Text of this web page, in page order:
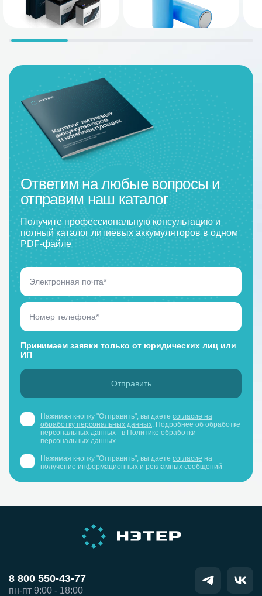
Ответим на любые вопросы и
отправим наш каталог
Получите профессиональную консультацию и
полный каталог литиевых аккумуляторов в одном
PDF-файле
Принимаем заявки только от юридических лиц или
ИП
Нажимая кнопку "Отправить", вы даете согласие на
обработку персональных данных . Подробнее об обработке
персональных данных - в Политике обработки
персональных данных
Нажимая кнопку "Отправить", вы даете согласие на
получение информационных и рекламных сообщений
8 800 550-43-77
пн-пт 9:00 - 18:00